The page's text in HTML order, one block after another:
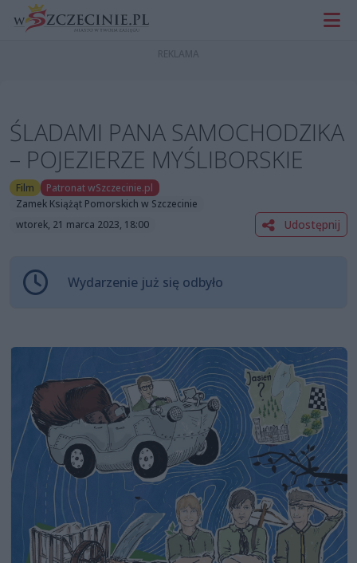
ŚLADAMI PANA SAMOCHODZIKA
– POJEZIERZE MYŚLIBORSKIE
Film
Patronat wSzczecinie.pl
Zamek Książąt Pomorskich w Szczecinie
wtorek, 21 marca 2023, 18:00
Udostępnij
Wydarzenie już się odbyło